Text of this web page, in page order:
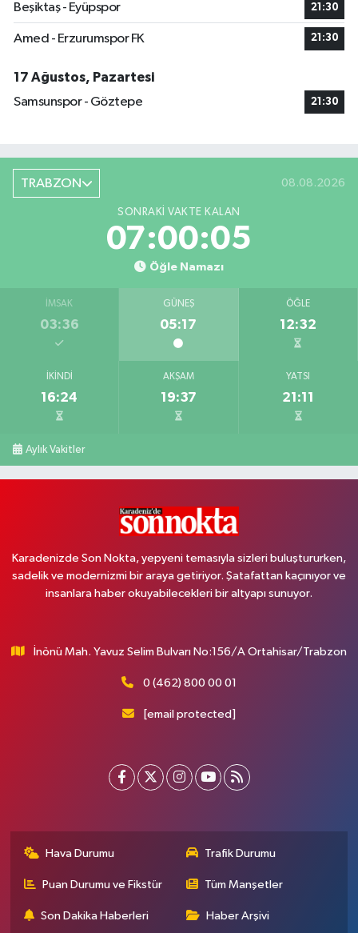
Beşiktaş - Eyüpspor 21:30
Amed - Erzurumspor FK 21:30
17 Ağustos, Pazartesi
Samsunspor - Göztepe
21:30
TRABZON 08.08.2026
SONRAKI VAKTE KALAN
07:00:04
Öğle Namazı
İMSAK
03:36
GÜNEŞ
05:17
ÖĞLE
12:32
İKINDI
16:24
AKŞAM
19:37
YATSI
21:11
Aylık Vakitler
Karadenizde Son Nokta, yepyeni temasıyla sizleri buluştururken,
sadelik ve modernizmi bir araya getiriyor. Şatafattan kaçınıyor ve
insanlara haber okuyabilecekleri bir altyapı sunuyor.
İnönü Mah. Yavuz Selim Bulvarı No:156/A Ortahisar/Trabzon
0 (462) 800 00 01
[email protected]
Hava Durumu Trafik Durumu
Puan Durumu ve Fikstür Tüm Manşetler
Son Dakika Haberleri Haber Arşivi